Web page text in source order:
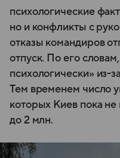
психологические
но и конфликты с
отказы командиров
отпуск. По его
психологически» из-
Тем временем число
которых Киев пока не
до 2 млн.